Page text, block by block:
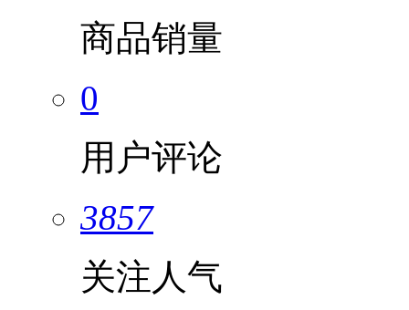
商品销量
0
用户评论
3857
关注人气